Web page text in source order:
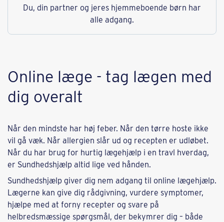
Du, din partner og jeres hjemmeboende børn har
alle adgang.
Online læge - tag lægen med
dig overalt
Når den mindste har høj feber. Når den tørre hoste ikke
vil gå væk. Når allergien slår ud og recepten er udløbet.
Når du har brug for hurtig lægehjælp i en travl hverdag,
er Sundhedshjælp altid lige ved hånden.
Sundhedshjælp giver dig nem adgang til online lægehjælp.
Lægerne kan give dig rådgivning, vurdere symptomer,
hjælpe med at forny recepter og svare på
helbredsmæssige spørgsmål, der bekymrer dig – både